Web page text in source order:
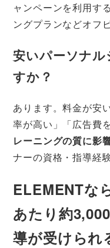
ャンペーンを利用す
ングプランなどオフ
安いパーソナル
すか？
あります。料金が安
率が高い」「広告費
レーニングの質に影
ナーの資格・指導経
ELEMENTな
あたり約
導が受けられ